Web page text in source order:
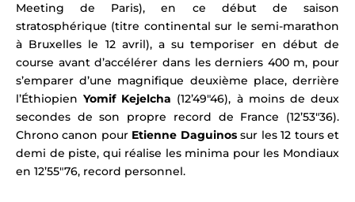
Meeting de Paris), en ce début de saison
stratosphérique (titre continental sur le semi-marathon
à Bruxelles le 12 avril), a su temporiser en début de
course avant d’accélérer dans les derniers 400 m, pour
s’emparer d’une magnifique deuxième place, derrière
l’ÉthiopienYomif Kejelcha (12’49″46), à moins de deux
secondes de son propre record de France (12’53″36).
Chrono canon pour Etienne Daguinossur les 12 tours et
demi de piste, qui réalise les minima pour les Mondiaux
en 12’55″76, record personnel.